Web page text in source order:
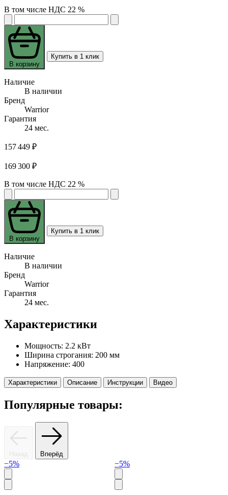
В том числе НДС 22 %
В корзину
Купить в 1 клик
Наличие
В наличии
Бренд
Warrior
Гарантия
24 мес.
157 449 ₽
169 300 ₽
В том числе НДС 22 %
В корзину
Купить в 1 клик
Наличие
В наличии
Бренд
Warrior
Гарантия
24 мес.
Характеристики
Мощность: 2.2 кВт
Ширина строгания: 200 мм
Напряжение: 400
Характеристики Описание Инструкции Видео
Популярные товары:
Назад Вперёд
−5% −5%